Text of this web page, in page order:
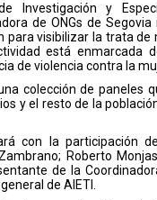
Investigación y
de ONGs de
para visibilizar la trata de
está enmarcada
de violencia contra la
colección de paneles
y el resto de la
con la participación
Roberto
de la
de AIETI.